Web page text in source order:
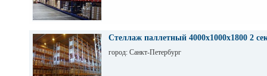
Стеллаж паллетный 4000х1000х1800 2
город: Санкт-Петербург